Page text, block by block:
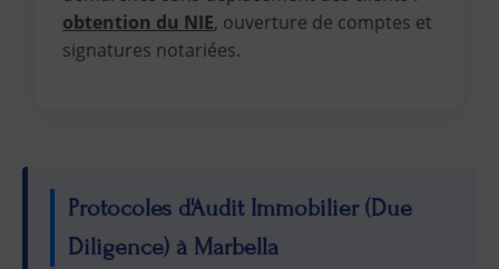
obtention du NIE, ouverture de comptes et
signatures notariées.
Protocoles d'Audit Immobilier (Due
Diligence) à Marbella